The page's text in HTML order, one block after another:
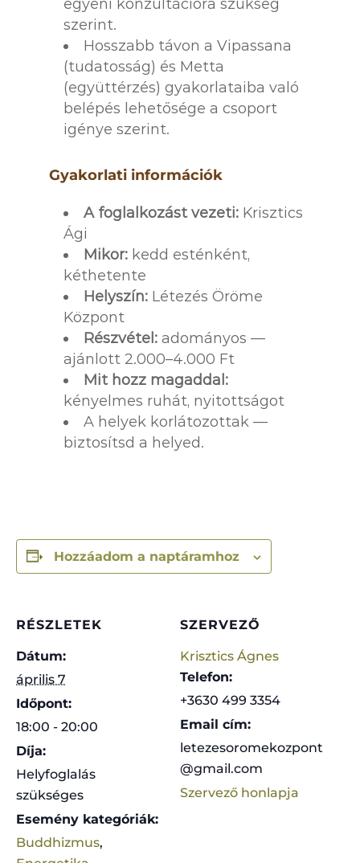
egyéni konzultációra szükség
szerint.
Hosszabb távon a Vipassana
(tudatosság) és Metta
(együttérzés) gyakorlataiba való
belépés lehetősége a csoport
igénye szerint.
Gyakorlati információk
A foglalkozást vezeti:Krisztics
Ági
Mikor:kedd esténként,
kéthetente
Helyszín:Létezés Öröme
Központ
Részvétel:adományos —
ajánlott 2.000–4.000 Ft
Mit hozz magaddal:
kényelmes ruhát, nyitottságot
A helyek korlátozottak —
biztosítsd a helyed.
Hozzáadom a naptáramhoz
RÉSZLETEK
Dátum:
április 7
Időpont:
18:00 - 20:00
Díja:
Helyfoglalás
szükséges
Esemény kategóriák:
Buddhizmus,
SZERVEZŐ
Krisztics Ágnes
Telefon:
+3630 499 3354
Email cím:
letezesoromekozpont
@gmail.com
Szervező honlapja